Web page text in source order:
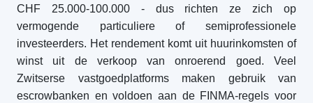
CHF 25.000-100.000 - dus richten ze zich op
vermogende particuliere of semiprofessionele
investeerders. Het rendement komt uit huurinkomsten of
winst uit de verkoop van onroerend goed. Veel
Zwitserse vastgoedplatforms maken gebruik van
escrowbanken en voldoen aan de FINMA-regels voor